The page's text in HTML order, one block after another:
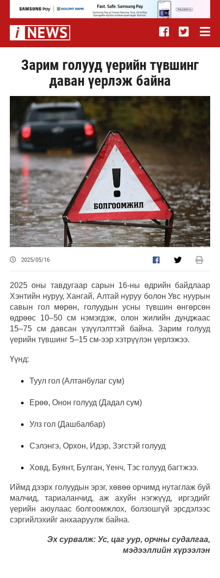
Зарим голууд үерийн түвшинг
даван үерлэж байна
2025/05/16
2025 оны тавдугаар сарын 16-ны өдрийн байдлаар
Хэнтийн нуруу, Хангай, Алтай нуруу болон Увс нуурын
савын гол мөрөн, голуудын усны түвшин өнгөрсөн
өдрөөс 10–50 см нэмэгдэж, олон жилийн дунджаас
15–75 см давсан үзүүлэлттэй байна. Зарим голууд
үерийн түвшинг 5–15 см-ээр хэтрүүлэн үерлэжээ.
Үүнд:
Туул гол (Алтанбулаг сум)
Ерөө, Онон голууд (Дадал сум)
Улз гол (Дашбалбар)
Сэлэнгэ, Орхон, Идэр, Зэгстэй голууд
Ховд, Буянт, Булган, Үенч, Тэс голууд багтжээ.
Иймд дээрх голуудын эрэг, хөвөө орчимд нутаглаж буй
малчид, тариаланчид, аж ахуйн нэгжүүд, иргэдийг
үерийн аюулаас болгоомжлох, болзошгүй эрсдэлээс
сэргийлэхийг анхааруулж байна.
Эх сурвалж: Ус, цаг уур, орчны судалгаа,
мэдээллийн хүрээлэн